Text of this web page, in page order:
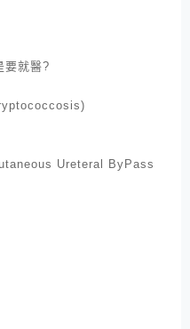
要就醫?
Ureteral ByPass